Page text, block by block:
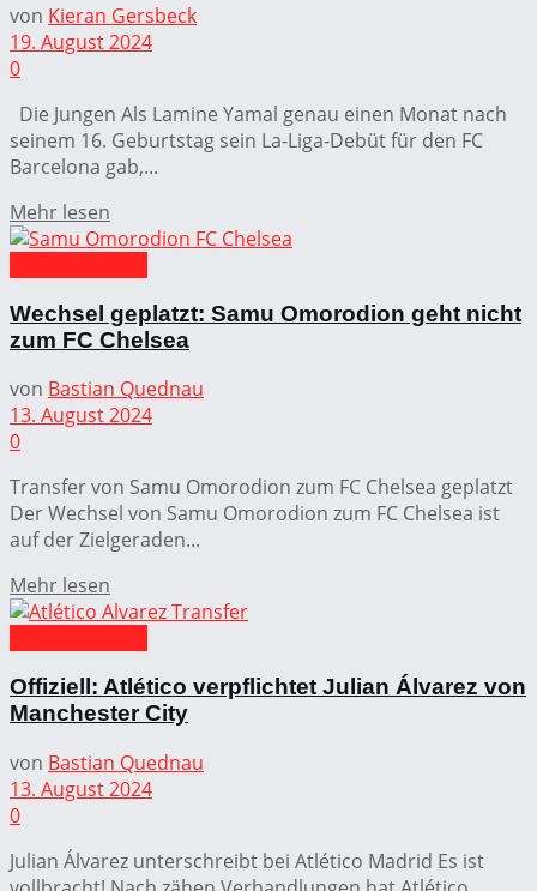
von Kieran Gersbeck
19. August 2024
0
Die Jungen Als Lamine Yamal genau einen Monat nach
seinem 16. Geburtstag sein La-Liga-Debüt für den FC
Barcelona gab,...
Mehr lesen
Wechsel geplatzt: Samu Omorodion geht nicht
zum FC Chelsea
von Bastian Quednau
13. August 2024
0
Transfer von Samu Omorodion zum FC Chelsea geplatzt
Der Wechsel von Samu Omorodion zum FC Chelsea ist
auf der Zielgeraden...
Mehr lesen
Offiziell: Atlético verpflichtet Julian Álvarez von
Manchester City
von Bastian Quednau
13. August 2024
0
Julian Álvarez unterschreibt bei Atlético Madrid Es ist